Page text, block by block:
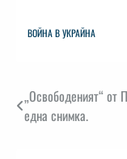
ВОЙНА В УКРАЙНА
Навигация
„Освободеният“ от
една снимка.